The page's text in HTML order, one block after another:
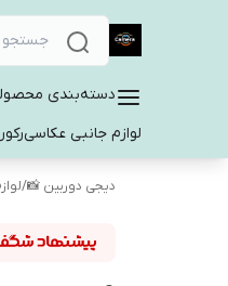
دسته‌بندی
لوازم جانبی عکاسی
دیجی دوربین 📸/